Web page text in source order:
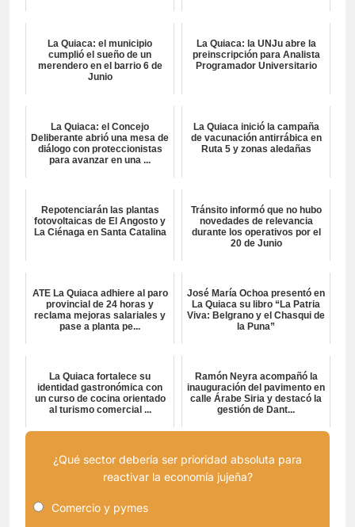
La Quiaca: el municipio
cumplió el sueño de un
merendero en el barrio 6 de
Junio
La Quiaca: la UNJu abre la
preinscripción para Analista
Programador Universitario
La Quiaca: el Concejo
Deliberante abrió una mesa de
diálogo con proteccionistas
para avanzar en una ...
La Quiaca inició la campaña
de vacunación antirrábica en
Ruta 5 y zonas aledañas
Repotenciarán las plantas
fotovoltaicas de El Angosto y
La Ciénaga en Santa Catalina
Tránsito informó que no hubo
novedades de relevancia
durante los operativos por el
20 de Junio
ATE La Quiaca adhiere al paro
provincial de 24 horas y
reclama mejoras salariales y
pase a planta pe...
José María Ochoa presentó en
La Quiaca su libro “La Patria
Viva: Belgrano y el Chasqui de
la Puna”
La Quiaca fortalece su
identidad gastronómica con
un curso de cocina orientado
al turismo comercial ...
Ramón Neyra acompañó la
inauguración del pavimento en
calle Árabe Siria y destacó la
gestión de Dant...
¿Qué sector debería ser prioridad absoluta para
reactivar la economía jujeña?
Comercio y pymes